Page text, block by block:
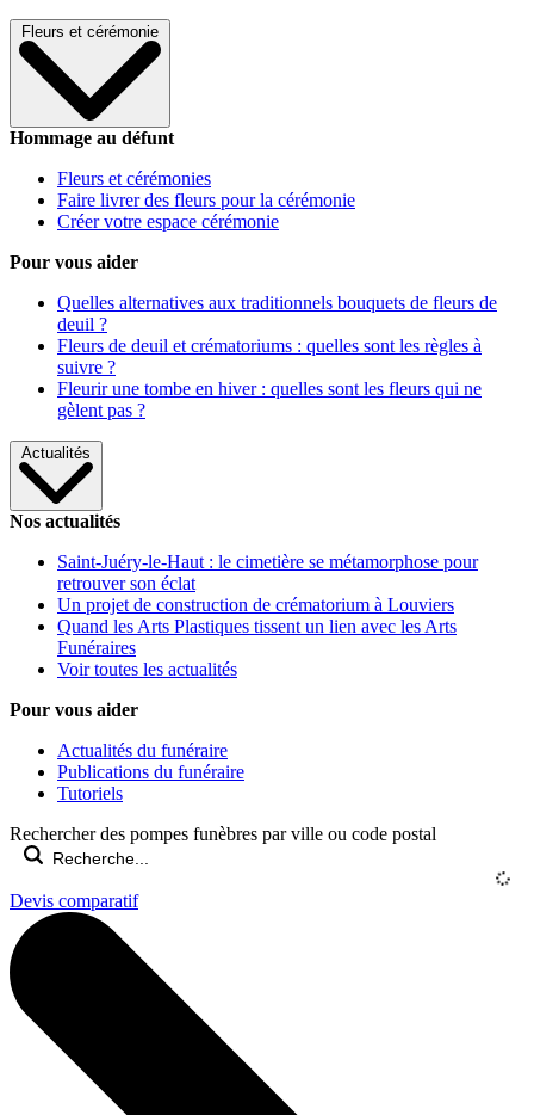
Fleurs et cérémonie
Hommage au défunt
Fleurs et cérémonies
Faire livrer des fleurs pour la cérémonie
Créer votre espace cérémonie
Pour vous aider
Quelles alternatives aux traditionnels bouquets de fleurs de
deuil ?
Fleurs de deuil et crématoriums : quelles sont les règles à
suivre ?
Fleurir une tombe en hiver : quelles sont les fleurs qui ne
gèlent pas ?
Actualités
Nos actualités
Saint-Juéry-le-Haut : le cimetière se métamorphose pour
retrouver son éclat
Un projet de construction de crématorium à Louviers
Quand les Arts Plastiques tissent un lien avec les Arts
Funéraires
Voir toutes les actualités
Pour vous aider
Actualités du funéraire
Publications du funéraire
Tutoriels
Rechercher des pompes funèbres par ville ou code postal
Devis comparatif